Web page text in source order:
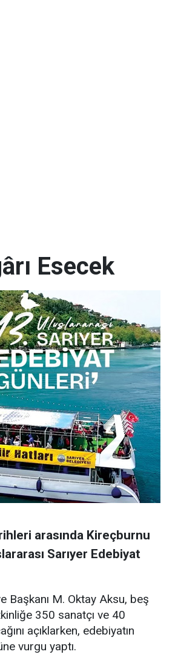
Esecek
arasında Kireçburnu
Sarıyer Edebiyat
Başkanı M. Oktay Aksu, beş
350 sanatçı ve 40
açıklarken, edebiyatın
vurgu yaptı.